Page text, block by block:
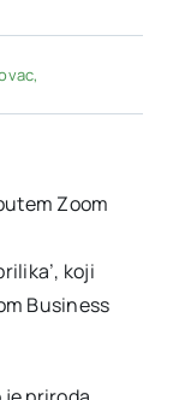
,
Zoom
koji
Business